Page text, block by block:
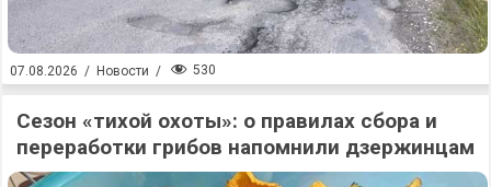
07.08.2026 / Новости / 530
Сезон «тихой охоты»: о правилах сбора и
переработки грибов напомнили дзержинцам